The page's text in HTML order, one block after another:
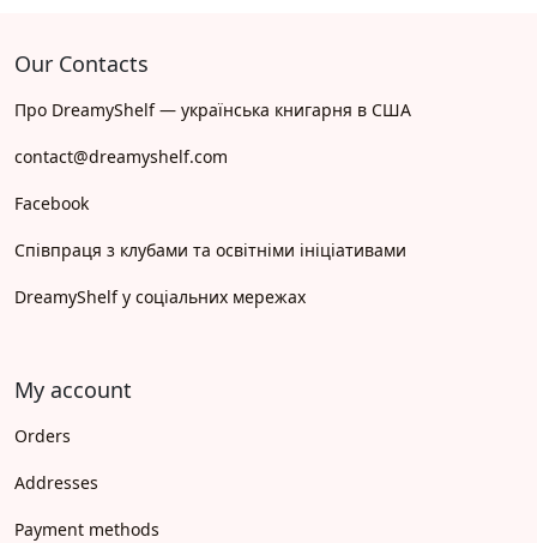
Our Contacts
Про DreamyShelf — українська книгарня в США
contact@dreamyshelf.com
Facebook
Співпраця з клубами та освітніми ініціативами
DreamyShelf у соціальних мережах
My account
Orders
Addresses
Payment methods